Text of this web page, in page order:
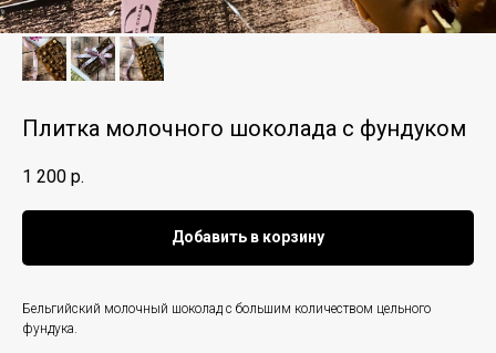
Плитка молочного шоколада с фундуком
1 200 р.
Добавить в корзину
Бельгийский молочный шоколад с большим количеством цельного
фундука.